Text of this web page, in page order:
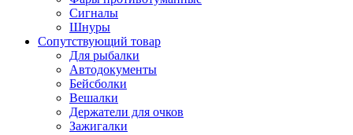
Сигналы
Шнуры
Сопутствующий товар
Для рыбалки
Автодокументы
Бейсболки
Вешалки
Держатели для очков
Зажигалки